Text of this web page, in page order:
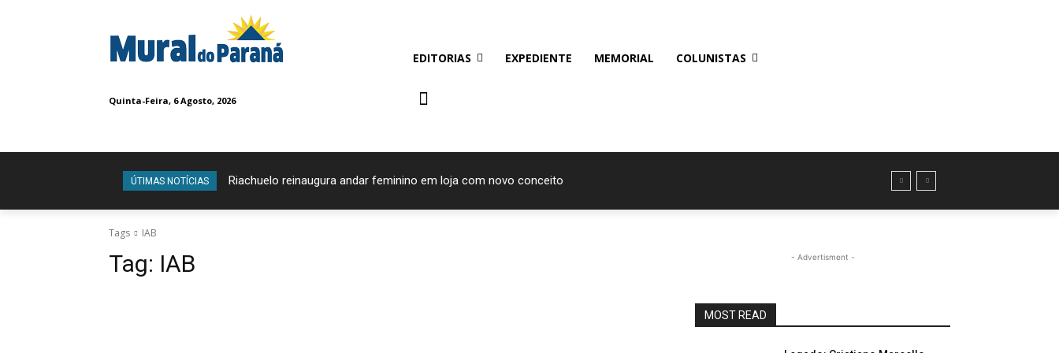
Quinta-Feira, 6 Agosto, 2026
EDITORIAS EXPEDIENTE MEMORIAL COLUNISTAS
ÚTIMAS NOTÍCIAS Riachuelo reinaugura andar feminino em loja com novo conceito
Tags IAB
Tag: IAB - Advertisment -
MOST READ